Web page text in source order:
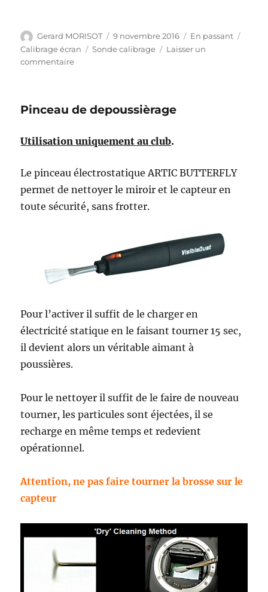
Auteur
Gerard MORISOT
Publié
le
9 novembre 2016 Format
En passant
Calibrage écran
Étiquettes
Sonde calibrage
Laisser un
commentairesur
i1
Pinceau de depoussièrage
Utilisation uniquement au club.
Le pinceau électrostatique ARTIC BUTTERFLY
permet de nettoyer le miroir et le capteur en
toute sécurité, sans frotter.
Pour l’activer il suffit de le charger en
électricité statique en le faisant tourner 15 sec,
il devient alors un véritable aimant à
poussières.
Pour le nettoyer il suffit de le faire de nouveau
tourner, les particules sont éjectées, il se
recharge en même temps et redevient
opérationnel.
Attention, ne pas faire tourner la brosse sur le
capteur